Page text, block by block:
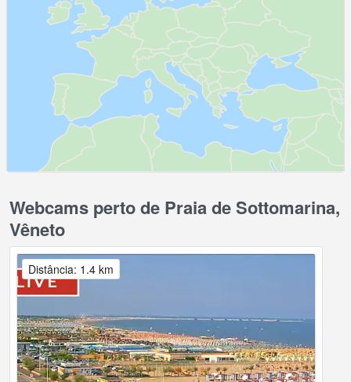
Webcams perto de Praia de Sottomarina,
Vêneto
Distância: 1.4 km